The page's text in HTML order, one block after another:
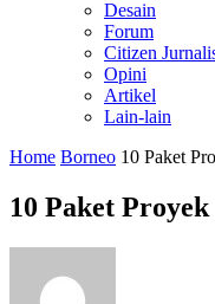
Desain
Forum
Citizen
Opini
Artikel
Lain-lain
Home Borneo 10 Paket
10 Paket